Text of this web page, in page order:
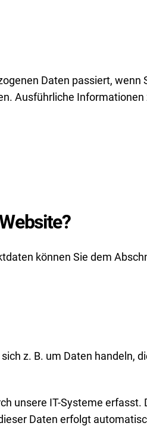
Daten passiert, wenn
Ausführliche
können Sie dem
z. B. um Daten handeln,
unsere IT-Systeme erfasst.
Daten erfolgt